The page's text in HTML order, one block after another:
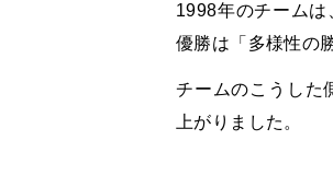
1998年のチーム
優勝は「多様性の
チームのこうした
上がりました。